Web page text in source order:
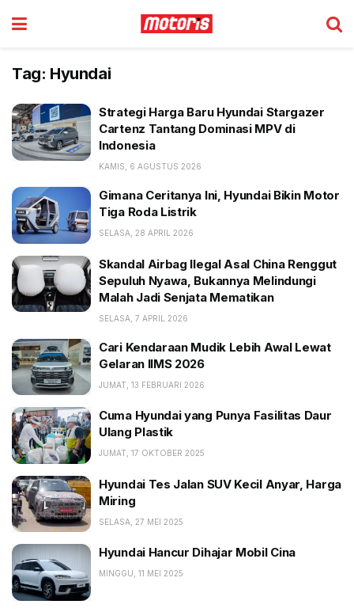
Tag: Hyundai
Strategi Harga Baru Hyundai Stargazer
Cartenz Tantang Dominasi MPV di
Indonesia
KAMIS, 6 AGUSTUS 2026
Gimana Ceritanya Ini, Hyundai Bikin Motor
Tiga Roda Listrik
SELASA, 28 APRIL 2026
Skandal Airbag Ilegal Asal China Renggut
Sepuluh Nyawa, Bukannya Melindungi
Malah Jadi Senjata Mematikan
SELASA, 7 APRIL 2026
Cari Kendaraan Mudik Lebih Awal Lewat
Gelaran IIMS 2026
JUMAT, 13 FEBRUARI 2026
Cuma Hyundai yang Punya Fasilitas Daur
Ulang Plastik
JUMAT, 17 OKTOBER 2025
Hyundai Tes Jalan SUV Kecil Anyar, Harga
Miring
SELASA, 27 MEI 2025
Hyundai Hancur Dihajar Mobil Cina
MINGGU, 11 MEI 2025